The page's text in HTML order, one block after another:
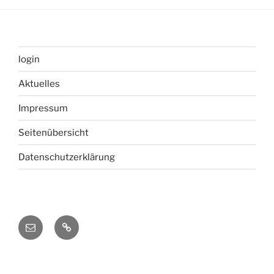
login
Aktuelles
Impressum
Seitenübersicht
Datenschutzerklärung
Mail Forum